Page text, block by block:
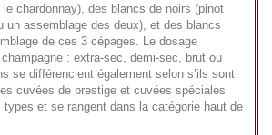
chardonnay), des blancs de noirs (pinot
un assemblage des deux), et des blancs
de ces 3 cépages. Le dosage
: extra-sec, demi-sec, brut ou
se différencient également selon s’ils sont
cuvées de prestige et cuvées spéciales
et se rangent dans la catégorie haut de